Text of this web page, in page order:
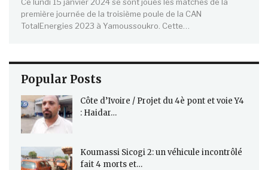
première journée de la troisième poule de la CAN
TotalEnergies 2023 à Yamoussoukro. Cette…
Popular Posts
Côte d’Ivoire / Projet du 4è pont et voie Y4
: Haidar…
Koumassi Sicogi 2: un véhicule incontrôlé
fait 4 morts et…